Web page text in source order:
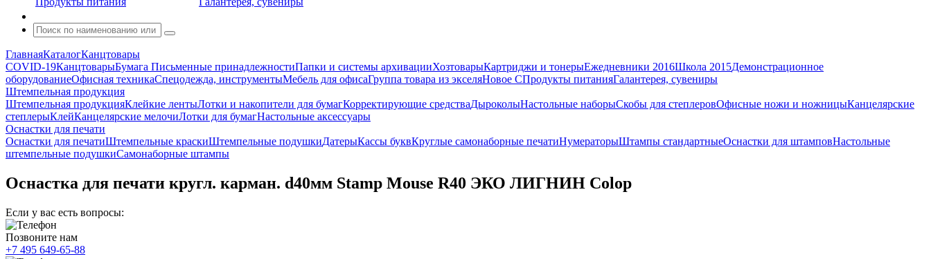
ГлавнаяКаталогКанцтовары
COVID-19КанцтоварыБумага Письменные принадлежностиПапки и системы архивацииХозтоварыКартриджи и тонерыЕжедневники 2016Школа 2015Демонстрационное
оборудованиеОфисная техникаСпецодежда, инструментыМебель для офисаГруппа товара из экселяНовое СПродукты питанияГалантерея, сувениры
Штемпельная продукция
Штемпельная продукцияКлейкие лентыЛотки и накопители для бумагКорректирующие средстваДыроколыНастольные наборыСкобы для степлеровОфисные ножи и ножницыКанцелярские
степлерыКлейКанцелярские мелочиЛотки для бумагНастольные аксессуары
Оснастки для печати
Оснастки для печатиШтемпельные краскиШтемпельные подушкиДатерыКассы буквКруглые самонаборные печатиНумераторыШтампы стандартныеОснастки для штамповНастольные
штемпельные подушкиСамонаборные штампы
Оснастка для печати кругл. карман. d40мм Stamp Mouse R40 ЭКО ЛИГНИН Colop
Если у вас есть вопросы:
Позвоните нам
+7 495 649-65-88